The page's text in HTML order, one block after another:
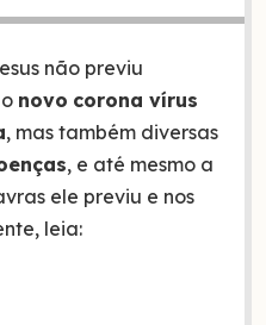
não previu
novo corona vírus
, mas também diversas
, e até mesmo a
ele previu e nos
leia: